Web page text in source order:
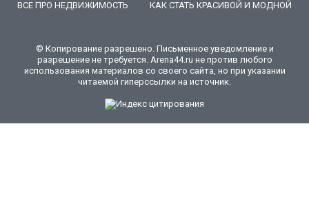
ВСЕ ПРО НЕДВИЖИМОСТЬ
КАК СТАТЬ КРАСИВОЙ И МОДНОЙ
© Копирование разрешено. Письменное уведомление и
разрешение не требуется. Arena44.ru не против любого
использования материалов со своего сайта, но при указании
читаемой гиперссылки на источник.